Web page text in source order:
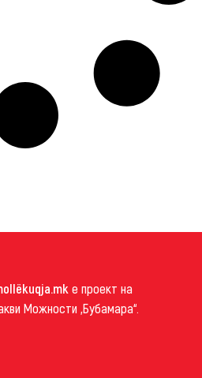
е проект на
Можности „Бубамара“.